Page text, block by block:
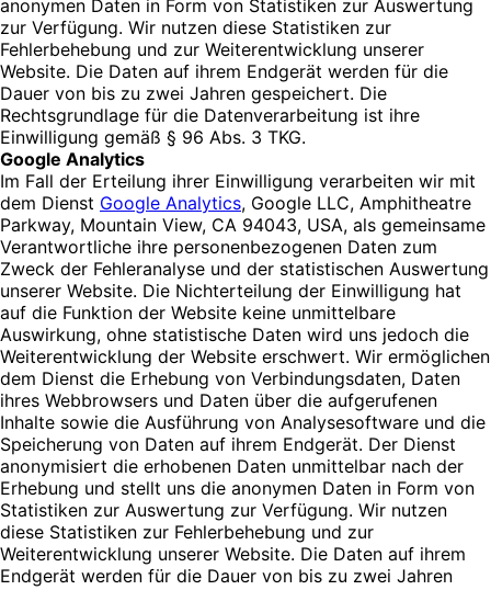
anonymen Daten in Form von Statistiken zur Auswertung
zur Verfügung. Wir nutzen diese Statistiken zur
Fehlerbehebung und zur Weiterentwicklung unserer
Website. Die Daten auf ihrem Endgerät werden für die
Dauer von bis zu zwei Jahren gespeichert. Die
Rechtsgrundlage für die Datenverarbeitung ist ihre
Einwilligung gemäß § 96 Abs. 3 TKG.
Google Analytics
Im Fall der Erteilung ihrer Einwilligung verarbeiten wir mit
dem Dienst Google Analytics, Google LLC, Amphitheatre
Parkway, Mountain View, CA 94043, USA, als gemeinsame
Verantwortliche ihre personenbezogenen Daten zum
Zweck der Fehleranalyse und der statistischen Auswertung
unserer Website. Die Nichterteilung der Einwilligung hat
auf die Funktion der Website keine unmittelbare
Auswirkung, ohne statistische Daten wird uns jedoch die
Weiterentwicklung der Website erschwert. Wir ermöglichen
dem Dienst die Erhebung von Verbindungsdaten, Daten
ihres Webbrowsers und Daten über die aufgerufenen
Inhalte sowie die Ausführung von Analysesoftware und die
Speicherung von Daten auf ihrem Endgerät. Der Dienst
anonymisiert die erhobenen Daten unmittelbar nach der
Erhebung und stellt uns die anonymen Daten in Form von
Statistiken zur Auswertung zur Verfügung. Wir nutzen
diese Statistiken zur Fehlerbehebung und zur
Weiterentwicklung unserer Website. Die Daten auf ihrem
Endgerät werden für die Dauer von bis zu zwei Jahren